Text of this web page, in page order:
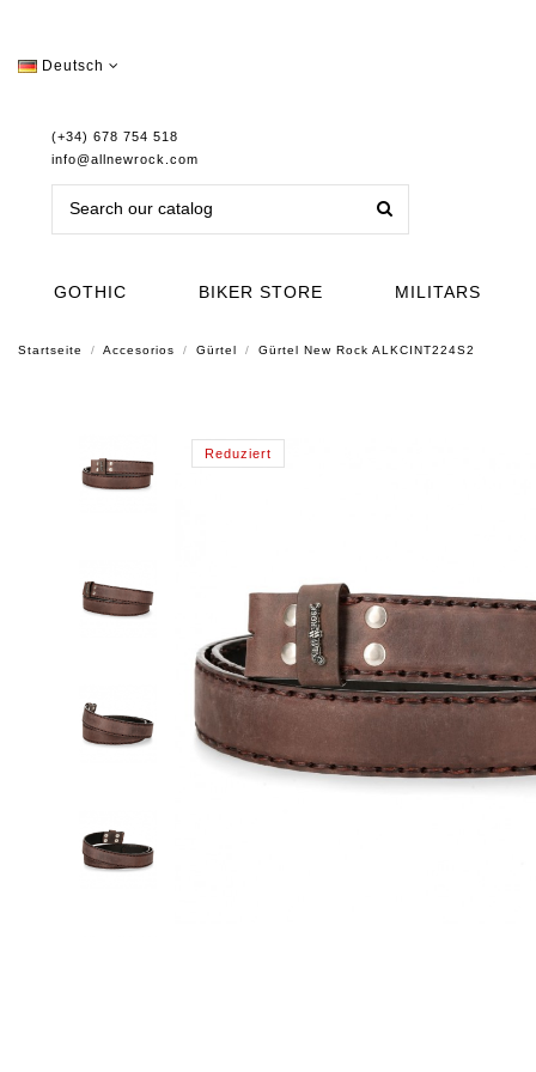
Deutsch
(+34) 678 754 518
info@allnewrock.com
GOTHIC BIKER STORE MILITARS
Startseite Accesorios Gürtel Gürtel New Rock ALKCINT224S2
Reduziert